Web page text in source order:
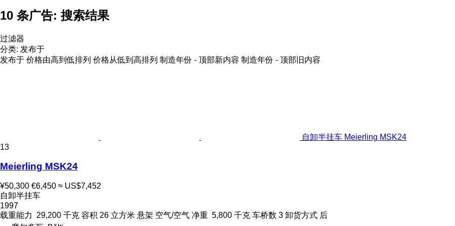
10 条广告:搜索结果
过滤器
分类: 发布于
发布于 价格由高到低排列 价格从低到高排列 制造年份 - 顶部新内容 制造年份 - 顶部旧内容
自卸半挂车 Meierling MSK24
13
Meierling MSK24
¥50,300 €6,450 ≈ US$7,452
自卸半挂车
1997
载重能力
29,200 千克 容积 26 立方米 悬架 空气/空气 净重 5,800 千克 车桥数 3 卸货方式 后